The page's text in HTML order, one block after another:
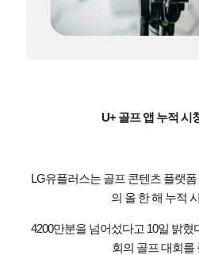
U+ 골프 앱 누적 시
LG유플러스는 골프 콘텐츠 플랫폼
의 올 한 해 누적
4200만분을 넘어섰다고 10일 밝혔
회의 골프 대회를